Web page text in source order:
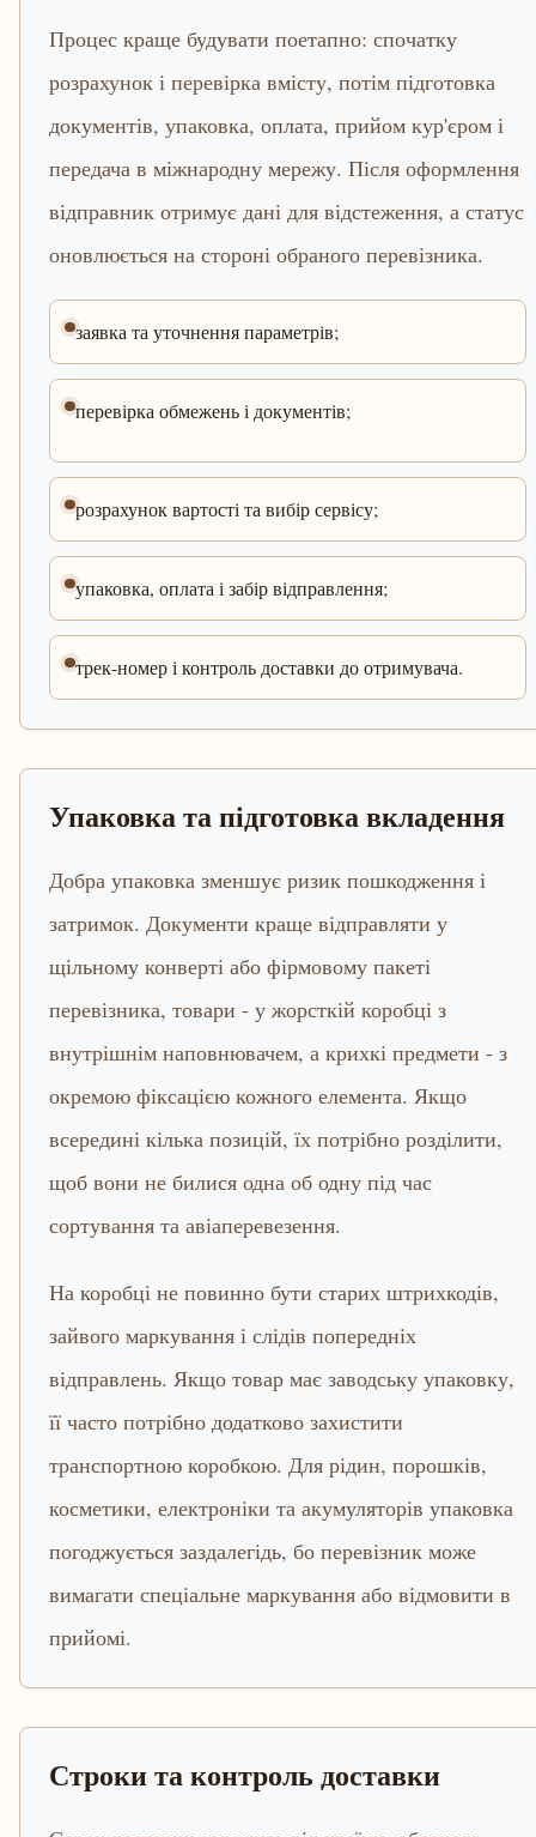
Процес краще будувати поетапно: спочатку
розрахунок і перевірка вмісту, потім підготовка
документів, упаковка, оплата, прийом кур'єром і
передача в міжнародну мережу. Після оформлення
відправник отримує дані для відстеження, а статус
оновлюється на стороні обраного перевізника.
заявка та уточнення параметрів;
перевірка обмежень і документів;
розрахунок вартості та вибір сервісу;
упаковка, оплата і забір відправлення;
трек-номер і контроль доставки до отримувача.
Упаковка та підготовка вкладення
Добра упаковка зменшує ризик пошкодження і
затримок. Документи краще відправляти у
щільному конверті або фірмовому пакеті
перевізника, товари - у жорсткій коробці з
внутрішнім наповнювачем, а крихкі предмети - з
окремою фіксацією кожного елемента. Якщо
всередині кілька позицій, їх потрібно розділити,
щоб вони не билися одна об одну під час
сортування та авіаперевезення.
На коробці не повинно бути старих штрихкодів,
зайвого маркування і слідів попередніх
відправлень. Якщо товар має заводську упаковку,
її часто потрібно додатково захистити
транспортною коробкою. Для рідин, порошків,
косметики, електроніки та акумуляторів упаковка
погоджується заздалегідь, бо перевізник може
вимагати спеціальне маркування або відмовити в
прийомі.
Строки та контроль доставки